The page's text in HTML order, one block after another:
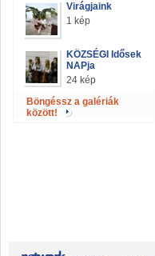
Virágjaink
1 kép
KÖZSÉGI Idősek
NAPja
24 kép
Böngéssz a galériák
között!